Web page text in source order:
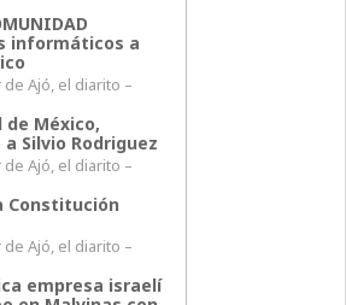
informáticos a
Ajó, el diarito –
de México,
Silvio Rodriguez
Ajó, el diarito –
Constitución
Ajó, el diarito –
empresa israelí